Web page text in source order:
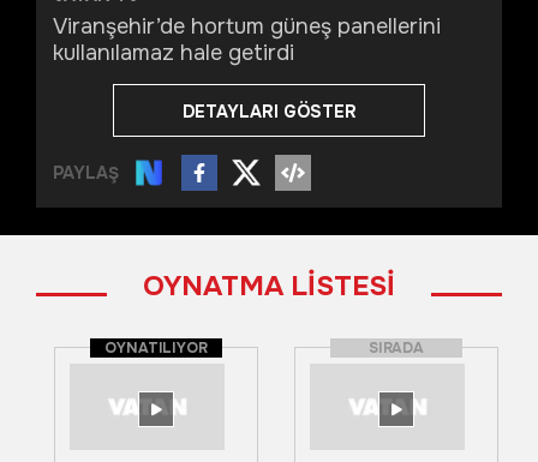
Viranşehir’de hortum güneş panellerini
kullanılamaz hale getirdi
DETAYLARI GÖSTER
PAYLAŞ
OYNATMA LİSTESİ
OYNATILIYOR SIRADA